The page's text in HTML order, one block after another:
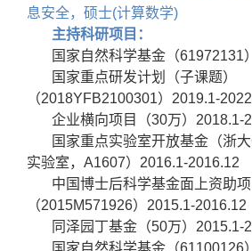
息安全，硕士(计算数学)
主持科研项目：
国家自然科学基金（61972131）
国家重点研发计划（子课题）
（2018YFB2100301） 2019.1-
企业横向项目（30万） 2018.1-
国家重点实验室开放基金（浙大
实验室， A1607） 2016.1-2016.12
中国博士后科学基金面上资助项
（2015M571926） 2015.1-2016.12
同泽园丁基金（50万） 2015.1-
国家自然科学基金（61100126）